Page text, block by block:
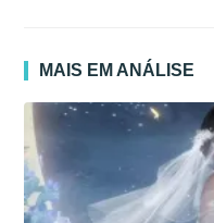
MAIS EM ANÁLISE